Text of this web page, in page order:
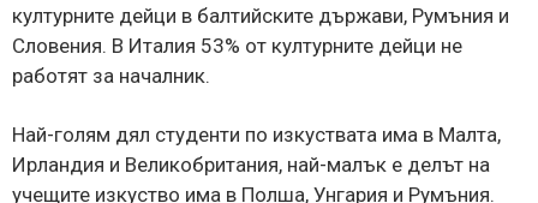
културните дейци в балтийските държави, Румъния и
Словения. В Италия 53% от културните дейци не
работят за началник.
Най-голям дял студенти по изкуствата има в Малта,
Ирландия и Великобритания, най-малък е делът на
учещите изкуство има в Полша, Унгария и Румъния.